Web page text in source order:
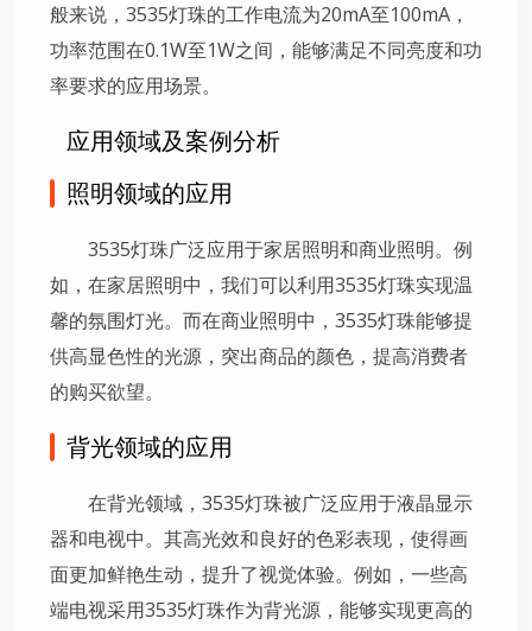
般来说，3535灯珠的工作电流为20mA至100mA，
功率范围在0.1W至1W之间，能够满足不同亮度和功
率要求的应用场景。
应用领域及案例分析
照明领域的应用
3535灯珠广泛应用于家居照明和商业照明。例
如，在家居照明中，我们可以利用3535灯珠实现温
馨的氛围灯光。而在商业照明中，3535灯珠能够提
供高显色性的光源，突出商品的颜色，提高消费者
的购买欲望。
背光领域的应用
在背光领域，3535灯珠被广泛应用于液晶显示
器和电视中。其高光效和良好的色彩表现，使得画
面更加鲜艳生动，提升了视觉体验。例如，一些高
端电视采用3535灯珠作为背光源，能够实现更高的